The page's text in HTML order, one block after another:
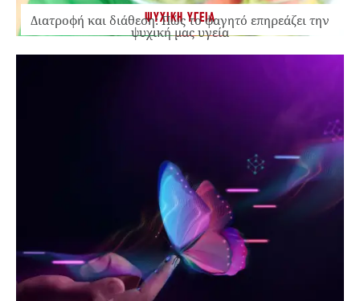
ΨΥΧΙΚΗ ΥΓΕΙΑ
Διατροφή και διάθεση: Πώς το φαγητό επηρεάζει την
ψυχική μας υγεία